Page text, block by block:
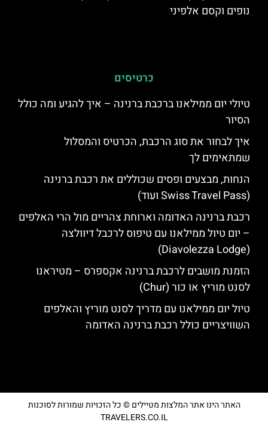
נופים וקסם אלפיני
כרטיסים
טיולי יום ממילאנו ברכבת ברנינה – איך להגיע ומה כולל
הסיור
איך לבחור את סוג הרכבת, הכרטיס והמסלול
שמתאימים לך
הנחות, מבצעים ופסים שכוללים את רכבת ברנינה
(Swiss Travel Pass ועוד)
רכבת ברנינה האדומה וארוחת צהריים מול הרי האלפים
– יום טיול ממילאנו עם טיפוס לרכבל דיוולצה
(Diavolezza Lodge)
הזמנת מושבים לרכבת ברנינה אקספרס – מטיראנו
לסנט מוריץ או כור (Chur)
טיול יום ממילאנו עם מדריך לסנט מוריץ והאלפים
השוויצריים כולל רכבת ברנינה האדומה
האתר הינו אתר המלצות מטיילים © כל הזכויות שמורות לסוכנות
TRAVELERS.CO.IL